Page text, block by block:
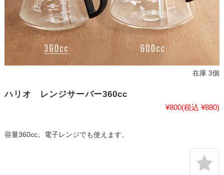
在庫 3個
ハリオ レンジサーバー360cc
¥800(税込 ¥880)
容量360cc。電子レンジでも使えます。